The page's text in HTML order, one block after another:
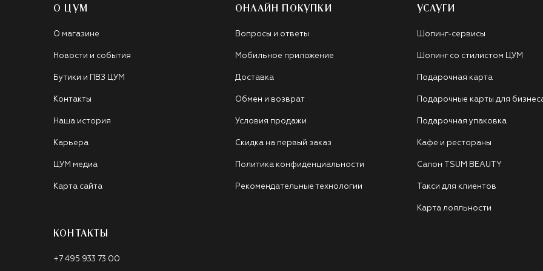
О ЦУМ
О магазине
Новости и события
Бутики и ПВЗ ЦУМ
Контакты
Наша история
Карьера
ЦУМ медиа
Карта сайта
ОНЛАЙН ПОКУПКИ
Вопросы и ответы
Мобильное приложение
Доставка
Обмен и возврат
Условия продажи
Скидка на первый заказ
Политика конфиденциальности
Рекомендательные технологии
УСЛУГИ
Шопинг-сервисы
Шопинг со стилистом ЦУМ
Подарочная карта
Подарочные карты для
Подарочная упаковка
Кафе и рестораны
Салон TSUM BEAUTY
Такси для клиентов
Карта лояльности
КОНТАКТЫ
+7 495 933 73 00